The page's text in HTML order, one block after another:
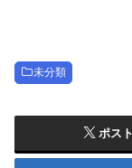
未分類
ポスト